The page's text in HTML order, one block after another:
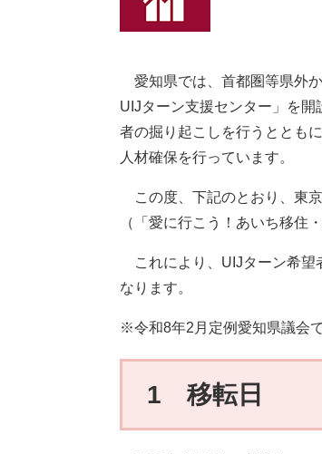
愛知県では、首都圏等県外
UIJターン支援センター」を
者の掘り起こしを行うととも
人材確保を行っています。
この度、下記のとおり、東
（「愛に行こう！あいち移住
これにより、UIJターン希望
なります。
※令和8年2月定例愛知県議会
1 移転日